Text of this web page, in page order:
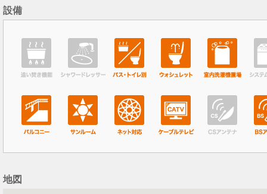
設備
地図